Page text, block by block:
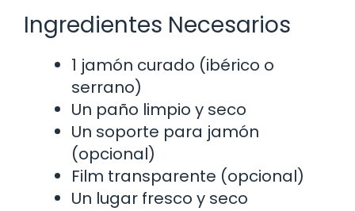
Ingredientes Necesarios
1 jamón curado (ibérico o
serrano)
Un paño limpio y seco
Un soporte para jamón
(opcional)
Film transparente (opcional)
Un lugar fresco y seco